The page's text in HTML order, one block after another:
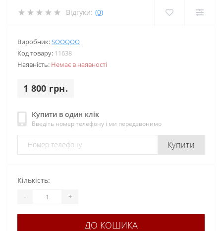
Відгуки: (0)
Виробник:SOOQOO
Код товару: 11638
Наявність: Немає в наявності
1 800 грн.
Купити в один клік
Введіть номер телефону і ми передзвонимо
Купити
Кількість:
- +
ДО КОШИКА